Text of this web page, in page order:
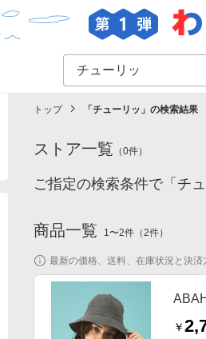
イベント一覧 ショ
トップ 「 チューリッ 」の検索結果
ストア一覧 （0件）
ご指定の検索条件で「チ
商品一覧 1〜2件 （2件）
最新の価格、送料、在庫状況と決済
￥